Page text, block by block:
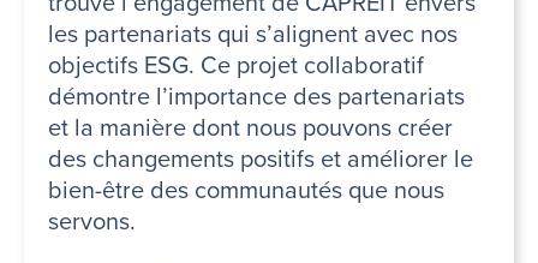
les partenariats qui s’alignent avec nos
objectifs ESG. Ce projet collaboratif
démontre l’importance des partenariats
et la manière dont nous pouvons créer
des changements positifs et améliorer le
bien-être des communautés que nous
servons.